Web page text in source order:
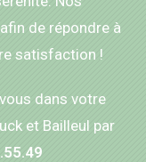
de répondre à
satisfaction !
dans votre
et Bailleul par